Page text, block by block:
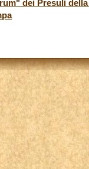
dei Presuli